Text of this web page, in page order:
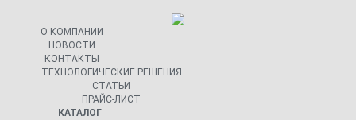
О КОМПАНИИ
НОВОСТИ
КОНТАКТЫ
ТЕХНОЛОГИЧЕСКИЕ РЕШЕНИЯ
СТАТЬИ
ПРАЙС-ЛИСТ
КАТАЛОГ